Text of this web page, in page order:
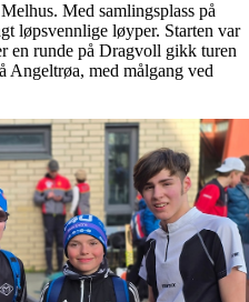
Med samlingsplass på
løpsvennlige løyper. Starten var
en runde på Dragvoll gikk turen
Angeltrøa, med målgang ved